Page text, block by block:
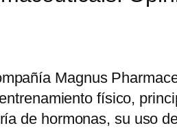
Magnus
físico,
de hormonas, su uso